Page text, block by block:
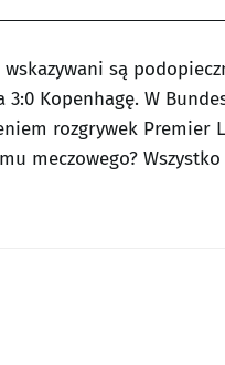
są
3:0 Kopenhagę. W
rozgrywek
meczowego?